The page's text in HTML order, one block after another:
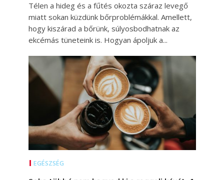
Télen a hideg és a fűtés okozta száraz levegő
miatt sokan küzdünk bőrproblémákkal. Amellett,
hogy kiszárad a bőrünk, súlyosbodhatnak az
ekcémás tüneteink is. Hogyan ápoljuk a...
EGÉSZSÉG